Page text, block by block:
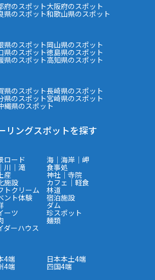
府のスポット大阪府のスポット
県のスポット和歌山県のスポット
県のスポット岡山県のスポット
県のスポット徳島県のスポット
県のスポット高知県のスポット
県のスポット長崎県のスポット
県のスポット宮崎県のスポット
縄県のスポット
リングスポットを探す
ロード 海｜海岸｜岬
川｜滝 食事処
産 神社｜寺院
施設 カフェ｜軽食
トクリーム 林道
ント体験 宿泊施設
ダム
ーツ 珍スポット
麺類
ダーハウス
4端 日本本土4端
4端 四国4端